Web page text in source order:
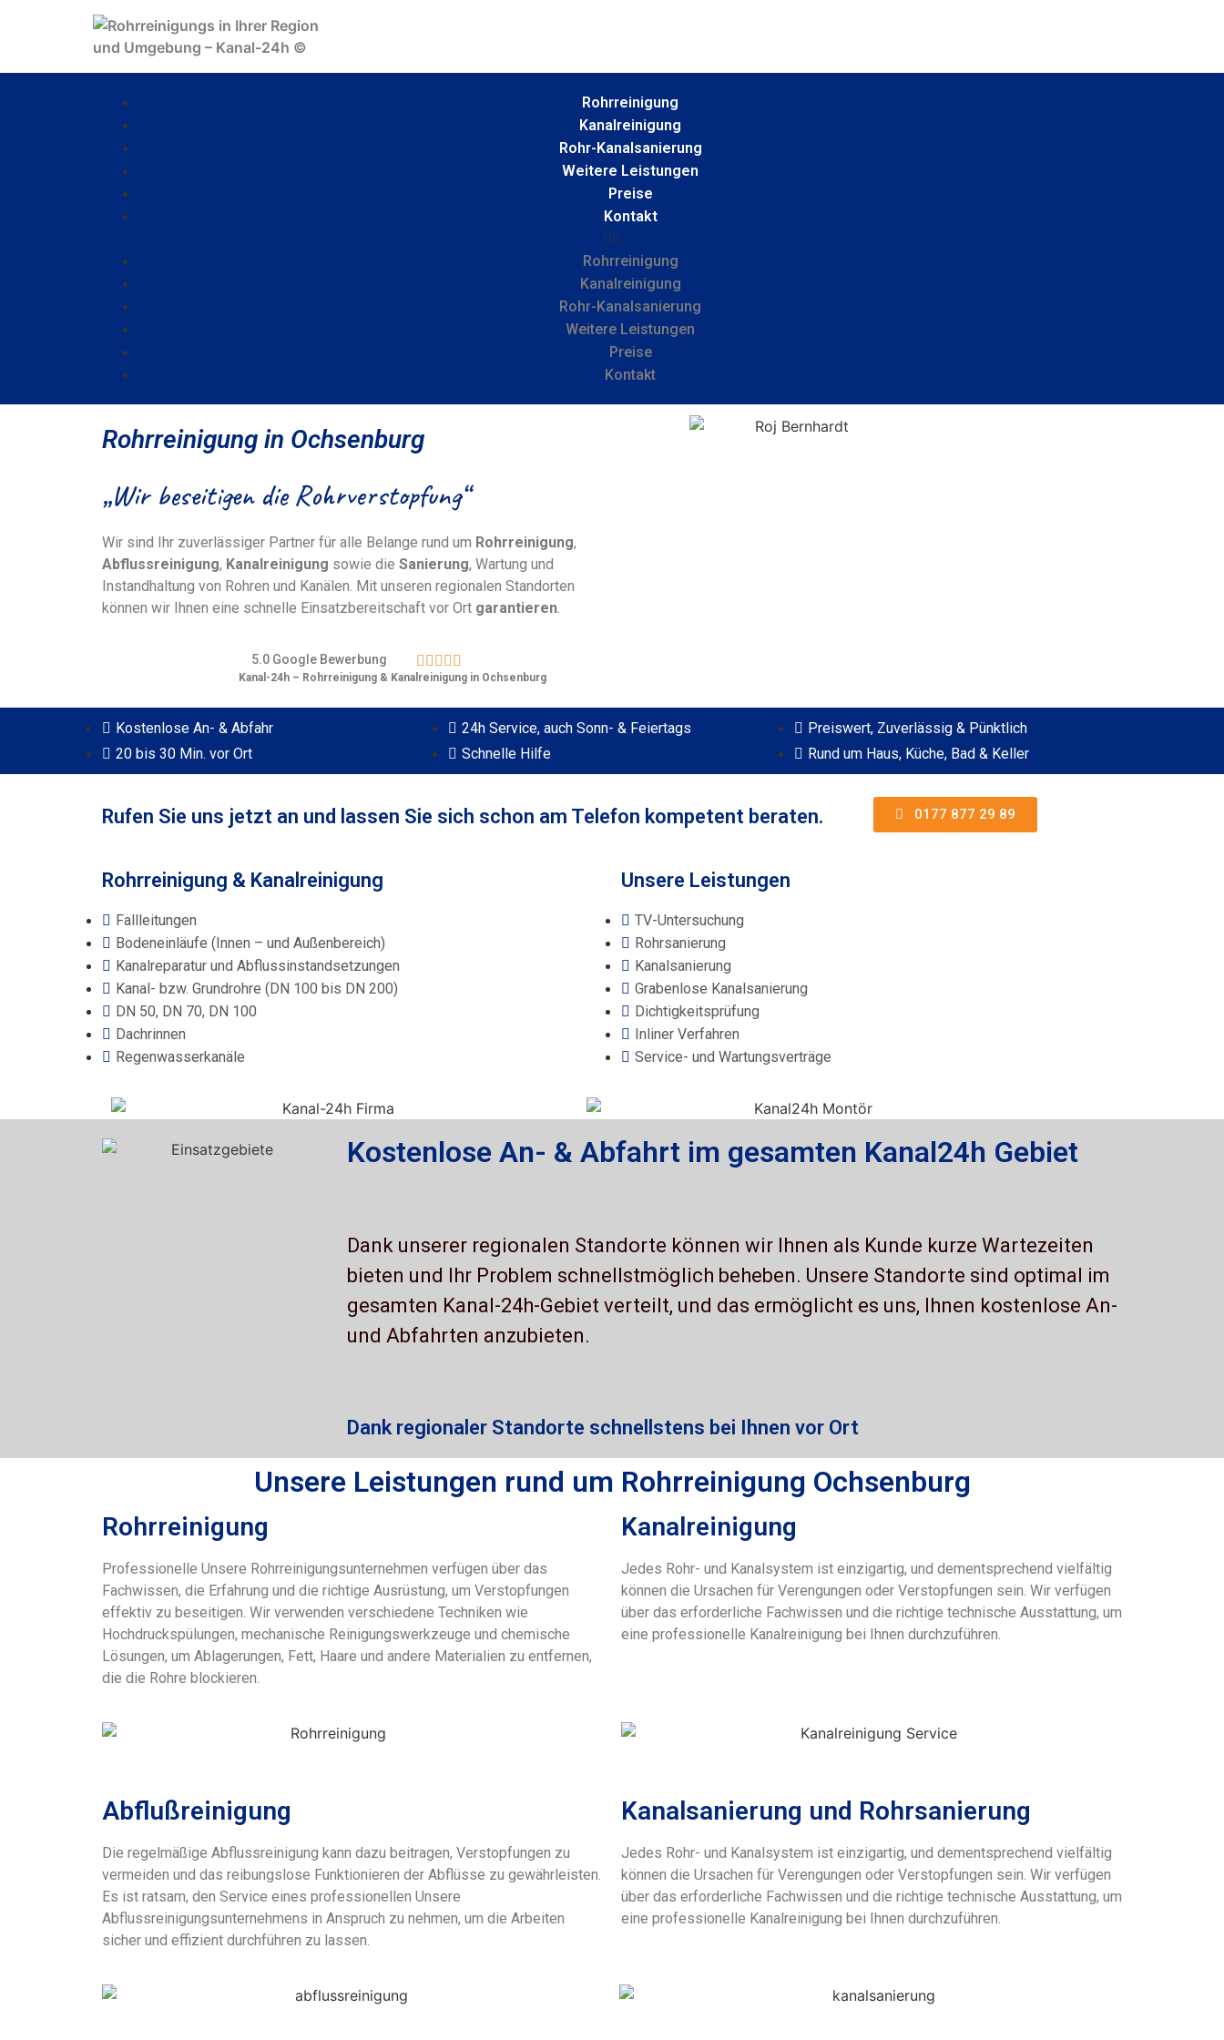
Rohrreinigung
Kanalreinigung
Rohr-Kanalsanierung
Weitere Leistungen
Preise
Kontakt
Rohrreinigung
Kanalreinigung
Rohr-Kanalsanierung
Weitere Leistungen
Preise
Kontakt
Rohrreinigung in Ochsenburg
„Wir beseitigen die Rohrverstopfung“
Wir sind Ihr zuverlässiger Partner für alle Belange rund um Rohrreinigung,
Abflussreinigung, Kanalreinigung sowie die Sanierung, Wartung und
Instandhaltung von Rohren und Kanälen. Mit unseren regionalen Standorten
können wir Ihnen eine schnelle Einsatzbereitschaft vor Ort garantieren.
5.0 Google Bewerbung     
Kanal-24h – Rohrreinigung & Kanalreinigung in Ochsenburg
Kostenlose An- & Abfahr
20 bis 30 Min. vor Ort
24h Service, auch Sonn- & Feiertags
Schnelle Hilfe
Preiswert, Zuverlässig & Pünktlich
Rund um Haus, Küche, Bad & Keller
Rufen Sie uns jetzt an und lassen Sie sich schon am Telefon kompetent beraten. 0177 877 29 89
Rohrreinigung & Kanalreinigung
Fallleitungen
Bodeneinläufe (Innen – und Außenbereich)
Kanalreparatur und Abflussinstandsetzungen
Kanal- bzw. Grundrohre (DN 100 bis DN 200)
DN 50, DN 70, DN 100
Dachrinnen
Regenwasserkanäle
Unsere Leistungen
TV-Untersuchung
Rohrsanierung
Kanalsanierung
Grabenlose Kanalsanierung
Dichtigkeitsprüfung
Inliner Verfahren
Service- und Wartungsverträge
Kostenlose An- & Abfahrt im gesamten Kanal24h Gebiet
Dank unserer regionalen Standorte können wir Ihnen als Kunde kurze Wartezeiten
bieten und Ihr Problem schnellstmöglich beheben. Unsere Standorte sind optimal im
gesamten Kanal-24h-Gebiet verteilt, und das ermöglicht es uns, Ihnen kostenlose An-
und Abfahrten anzubieten.
Dank regionaler Standorte schnellstens bei Ihnen vor Ort
Unsere Leistungen rund um Rohrreinigung Ochsenburg
Rohrreinigung
Professionelle Unsere Rohrreinigungsunternehmen verfügen über das
Fachwissen, die Erfahrung und die richtige Ausrüstung, um Verstopfungen
effektiv zu beseitigen. Wir verwenden verschiedene Techniken wie
Hochdruckspülungen, mechanische Reinigungswerkzeuge und chemische
Lösungen, um Ablagerungen, Fett, Haare und andere Materialien zu entfernen,
die die Rohre blockieren.
Kanalreinigung
Jedes Rohr- und Kanalsystem ist einzigartig, und dementsprechend vielfältig
können die Ursachen für Verengungen oder Verstopfungen sein. Wir verfügen
über das erforderliche Fachwissen und die richtige technische Ausstattung, um
eine professionelle Kanalreinigung bei Ihnen durchzuführen.
Abflußreinigung
Die regelmäßige Abflussreinigung kann dazu beitragen, Verstopfungen zu
vermeiden und das reibungslose Funktionieren der Abflüsse zu gewährleisten.
Es ist ratsam, den Service eines professionellen Unsere
Abflussreinigungsunternehmens in Anspruch zu nehmen, um die Arbeiten
sicher und effizient durchführen zu lassen.
Kanalsanierung und Rohrsanierung
Jedes Rohr- und Kanalsystem ist einzigartig, und dementsprechend vielfältig
können die Ursachen für Verengungen oder Verstopfungen sein. Wir verfügen
über das erforderliche Fachwissen und die richtige technische Ausstattung, um
eine professionelle Kanalreinigung bei Ihnen durchzuführen.